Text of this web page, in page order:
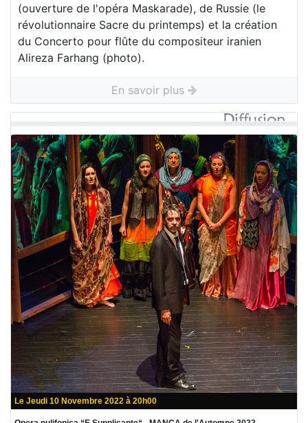
(ouverture de l'opéra Maskarade), de Russie (le
révolutionnaire Sacre du printemps) et la création
du Concerto pour flûte du compositeur iranien
Alireza Farhang (photo).
En savoir plus
Le Jeudi 10 Novembre 2022 à 20h00